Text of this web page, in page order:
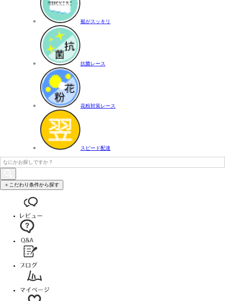
裾がスッキリ
抗菌レース
花粉対策レース
スピード配達
＋こだわり条件から探す